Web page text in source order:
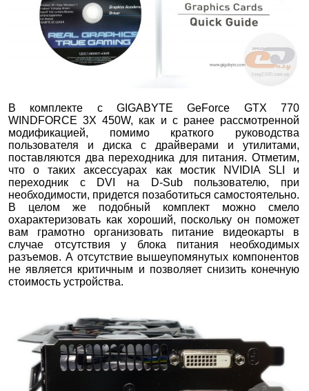
В комплекте с GIGABYTE GeForce GTX 770
WINDFORCE 3X 450W, как и с ранее рассмотренной
модификацией, помимо краткого руководства
пользователя и диска с драйверами и утилитами,
поставляются два переходника для питания. Отметим,
что о таких аксессуарах как мостик NVIDIA SLI и
переходник с DVI на D-Sub пользователю, при
необходимости, придется позаботиться самостоятельно.
В целом же подобный комплект можно смело
охарактеризовать как хороший, поскольку он поможет
вам грамотно организовать питание видеокарты в
случае отсутствия у блока питания необходимых
разъемов. А отсутствие вышеупомянутых компонентов
не является критичным и позволяет снизить конечную
стоимость устройства.